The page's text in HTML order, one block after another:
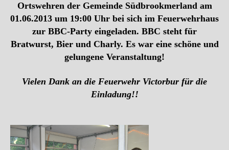
Ortswehren der Gemeinde Südbrookmerland am
01.06.2013 um 19:00 Uhr bei sich im Feuerwehrhaus
zur BBC-Party eingeladen. BBC steht für
Bratwurst, Bier und Charly. Es war eine schöne und
gelungene Veranstaltung!
Vielen Dank an die Feuerwehr Victorbur für die
Einladung!!